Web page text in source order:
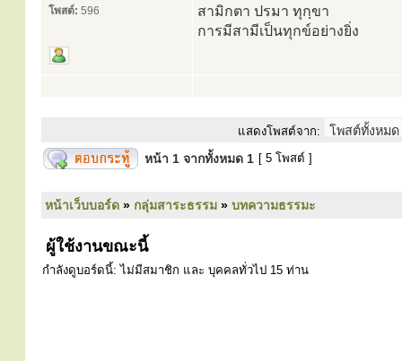
โพสต์: 596
สามิกตา ปรมา ทุกฺขา
การมีสามีเป็นทุกข์อย่างยิ่ง
แสดงโพสต์จาก:
หน้า 1 จากทั้งหมด 1 [ 5 โพสต์ ]
หน้าเว็บบอร์ด » กลุ่มสาระธรรม » บทความธรรมะ
ผู้ใช้งานขณะนี้
กำลังดูบอร์ดนี้: ไม่มีสมาชิก และ บุคคลทั่วไป 15 ท่าน